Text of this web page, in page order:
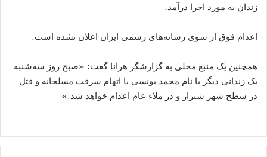
زندان به مورد اجرا درآمد.
اعدام فوق از سوی رسانه‌های رسمی ایران اعلان نشده است.
همچنین یک منبع محلی به گزارشگر هرانا گفت: «صبح روز سه‌شنبه
یک زندانی دیگر با نام محمد یونسی با اتهام سرقت مسلحانه و قتل
در سطح شهر شیراز و در ملاء عام اعدام خواهد شد.»